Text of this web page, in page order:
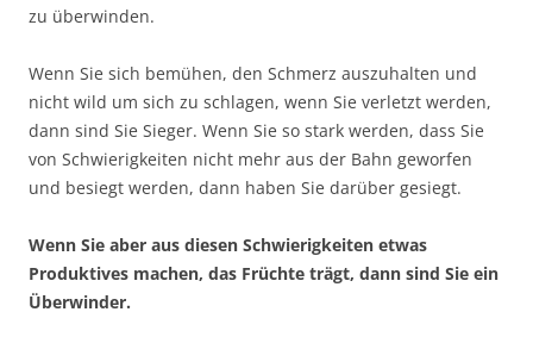
zu überwinden.
Wenn Sie sich bemühen, den Schmerz auszuhalten und
nicht wild um sich zu schlagen, wenn Sie verletzt werden,
dann sind Sie Sieger. Wenn Sie so stark werden, dass Sie
von Schwierigkeiten nicht mehr aus der Bahn geworfen
und besiegt werden, dann haben Sie darüber gesiegt.
Wenn Sie aber aus diesen Schwierigkeiten etwas
Produktives machen, das Früchte trägt, dann sind Sie ein
Überwinder.